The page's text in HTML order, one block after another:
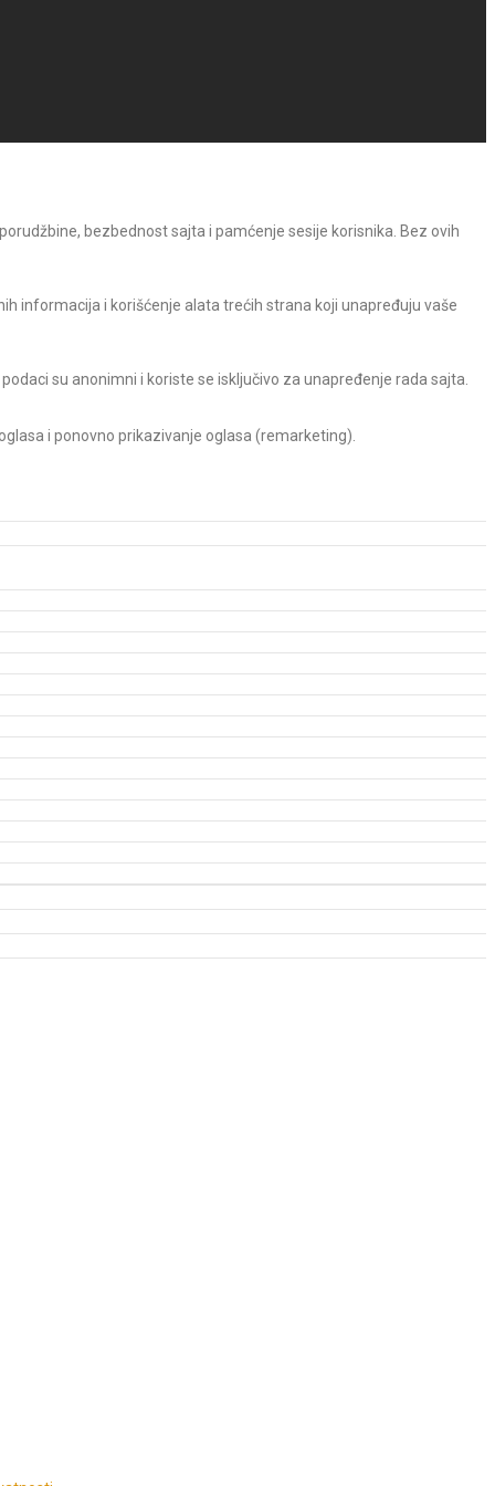
bezbednost sajta i pamćenje sesije korisnika. Bez ovih
informacija i korišćenje alata trećih strana koji unapređuju vaše
su anonimni i koriste se isključivo za unapređenje rada sajta.
i ponovno prikazivanje oglasa (remarketing).